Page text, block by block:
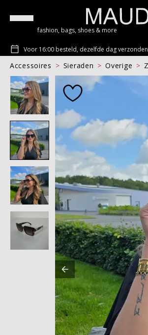
fashion, bags, shoes & more
Voor 16:00 besteld, dezelfde dag verzonden
Accessoires Sieraden Overige